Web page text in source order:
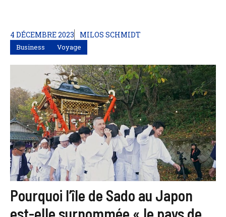
4 DÉCEMBRE 2023 MILOS SCHMIDT
Business Voyage
Pourquoi l’île de Sado au Japon